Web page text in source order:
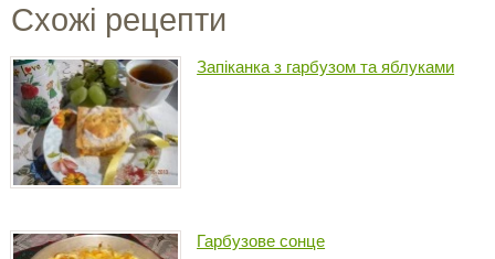
Схожі рецепти
Запіканка з гарбузом та яблуками
Гарбузове сонце